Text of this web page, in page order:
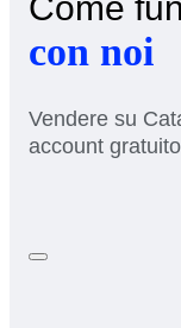
con noi
Vendere su
account